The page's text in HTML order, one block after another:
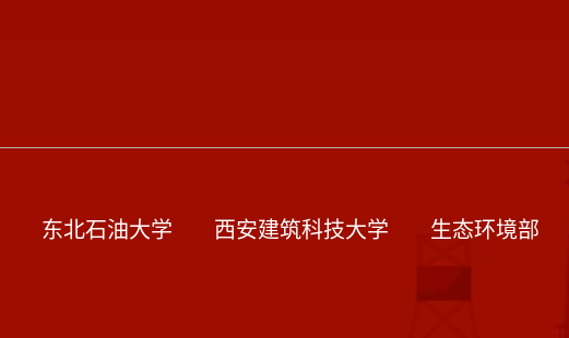
东北石油大学 西安建筑科技大学 生态环境部